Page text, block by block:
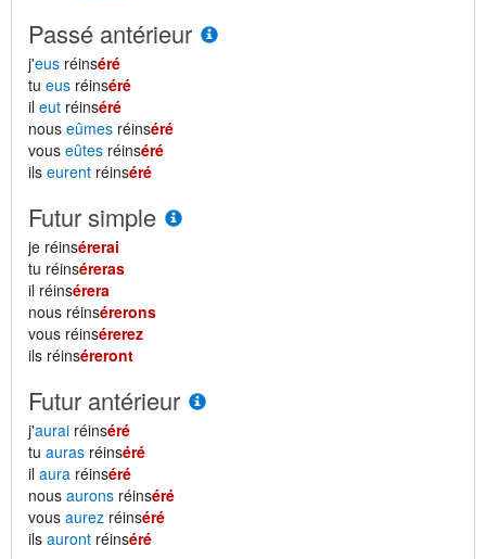
Passé antérieur
j'eus réinséré
tu eus réinséré
il eut réinséré
nous eûmes réinséré
vous eûtes réinséré
ils eurent réinséré
Futur simple
je réinsérerai
tu réinséreras
il réinsérera
nous réinsérerons
vous réinsérerez
ils réinséreront
Futur antérieur
j'aurai réinséré
tu auras réinséré
il aura réinséré
nous aurons réinséré
vous aurez réinséré
ils auront réinséré